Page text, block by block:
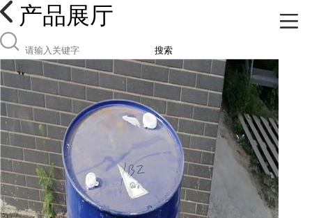
产品展厅
搜索